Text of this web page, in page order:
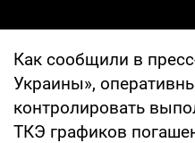
Как сообщили в
Украины»,
контролировать
ТКЭ графиков